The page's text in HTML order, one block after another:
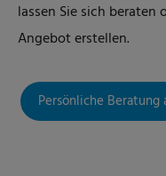
lassen Sie sich beraten
Angebot erstellen.
Persönliche Beratung